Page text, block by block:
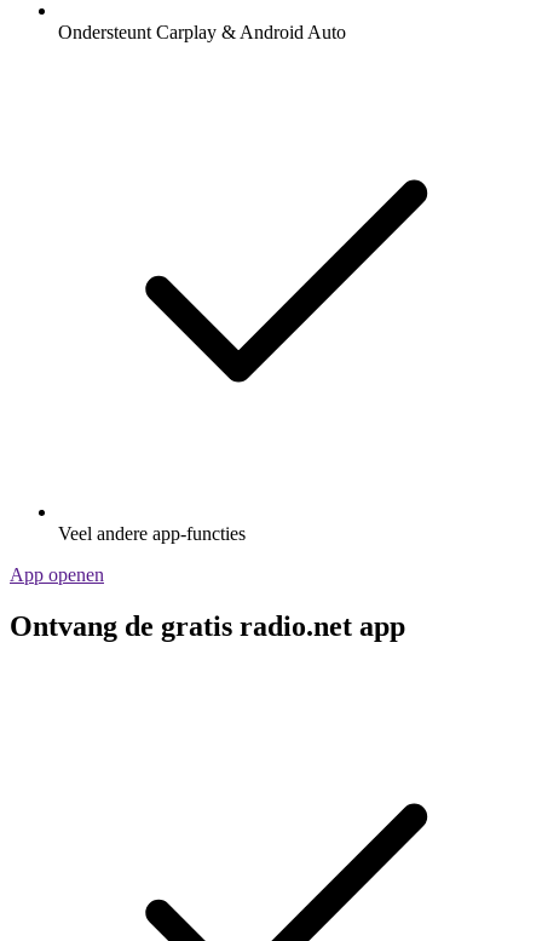
Ondersteunt Carplay & Android Auto
Veel andere app-functies
App openen
Ontvang de gratis radio.net app